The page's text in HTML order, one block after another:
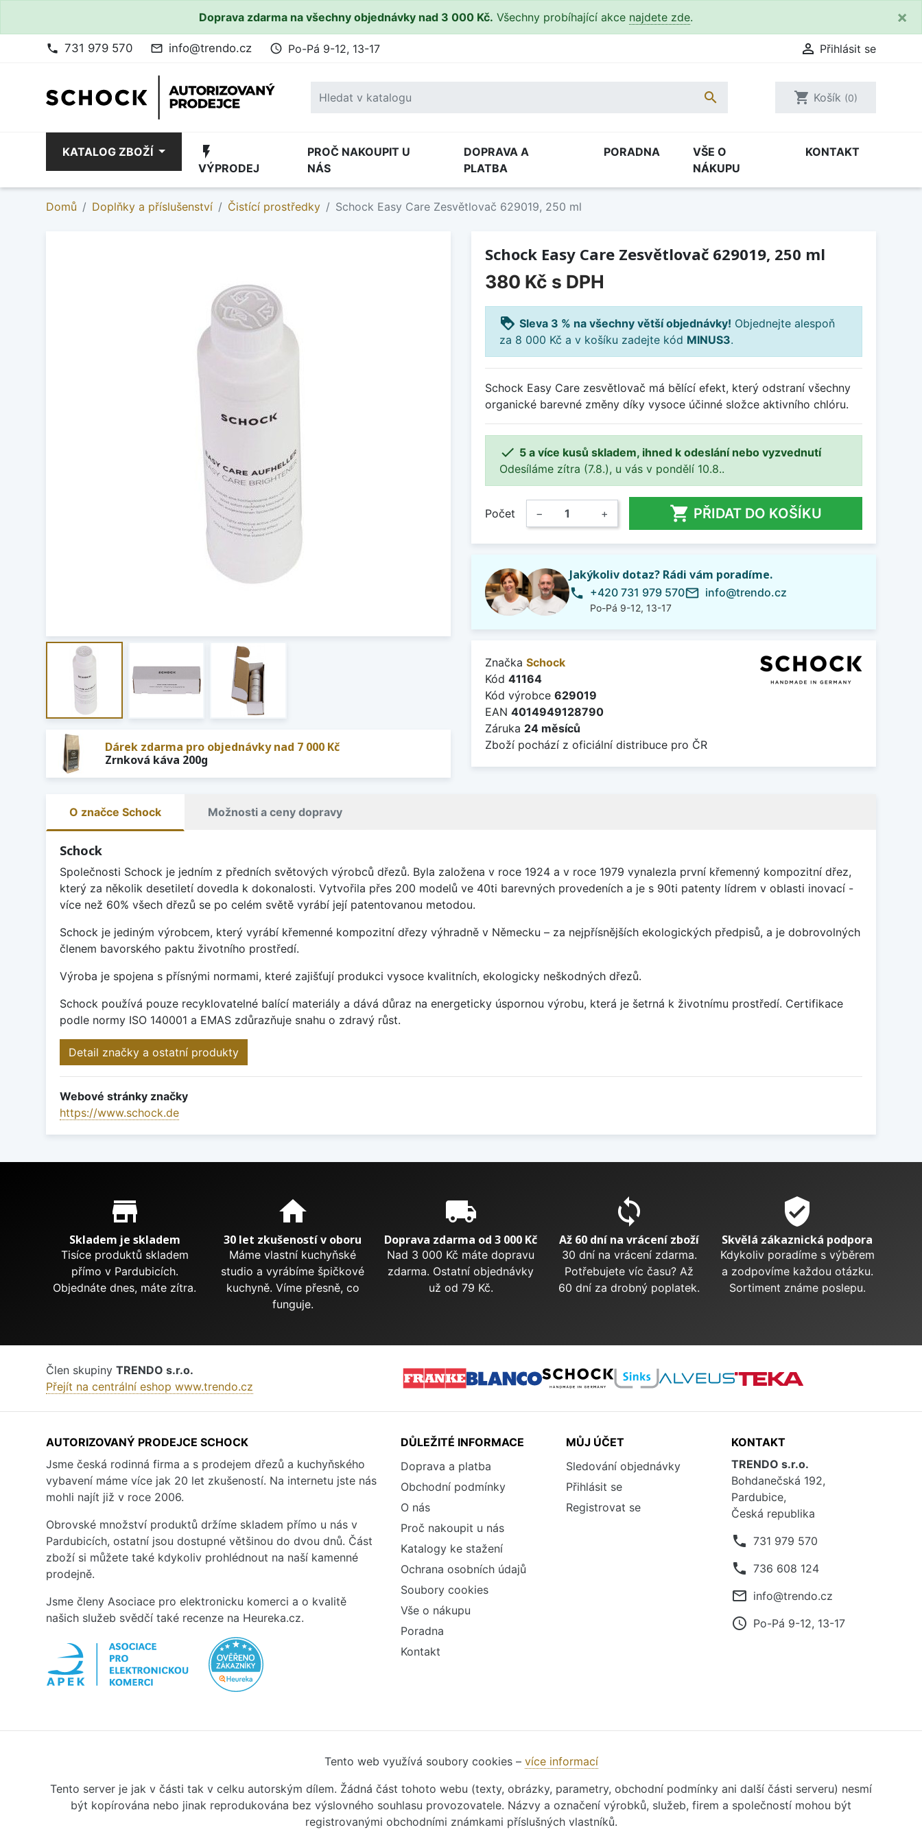
Doprava zdarma na všechny objednávky nad 3 000 Kč. Všechny probíhající akce najdete zde. ×
phone 731 979 570 mail_outline info@trendo.cz access_time Po-Pá 9-12, 13-17  Přihlásit se
 shopping_cart Košík (0)
KATALOG ZBOŽÍ flash_on
VÝPRODEJ
PROČ NAKOUPIT U
NÁS
DOPRAVA A
PLATBA
PORADNA
VŠE O
NÁKUPU
KONTAKT
Domů Doplňky a příslušenství Čistící prostředky Schock Easy Care Zesvětlovač 629019, 250 ml
Dárek zdarma pro objednávky nad 7 000 Kč
Zrnková káva 200g
Schock Easy Care Zesvětlovač 629019, 250 ml
380 Kč s DPH
loyalty Sleva 3 % na všechny větší objednávky! Objednejte alespoň
za 8 000 Kč a v košíku zadejte kód MINUS3.
Schock Easy Care zesvětlovač má bělící efekt, který odstraní všechny
organické barevné změny díky vysoce účinné složce aktivního chlóru.
 5 a více kusů skladem, ihned k odeslání nebo vyzvednutí
Odesíláme zítra (7.8.), u vás v pondělí 10.8..
Počet − +  PŘIDAT DO KOŠÍKU
Jakýkoliv dotaz? Rádi vám poradíme.
phone +420 731 979 570
Po-Pá 9-12, 13-17
mail_outline info@trendo.cz
Značka Schock
Kód 41164
Kód výrobce 629019
EAN 4014949128790
Záruka 24 měsíců
Zboží pochází z oficiální distribuce pro ČR
O značce Schock Možnosti a ceny dopravy
Schock
Společnosti Schock je jedním z předních světových výrobců dřezů. Byla založena v roce 1924 a v roce 1979 vynalezla první křemenný kompozitní dřez,
který za několik desetiletí dovedla k dokonalosti. Vytvořila přes 200 modelů ve 40ti barevných provedeních a je s 90ti patenty lídrem v oblasti inovací -
více než 60% všech dřezů se po celém světě vyrábí její patentovanou metodou.
Schock je jediným výrobcem, který vyrábí křemenné kompozitní dřezy výhradně v Německu – za nejpřísnějších ekologických předpisů, a je dobrovolných
členem bavorského paktu životního prostředí.
Výroba je spojena s přísnými normami, které zajišťují produkci vysoce kvalitních, ekologicky neškodných dřezů.
Schock používá pouze recyklovatelné balící materiály a dává důraz na energeticky úspornou výrobu, která je šetrná k životnímu prostředí. Certifikace
podle normy ISO 140001 a EMAS zdůrazňuje snahu o zdravý růst.
Detail značky a ostatní produkty
Webové stránky značky
https://www.schock.de
Proč nakupovat u nás?
store_mall_directory
Skladem je skladem
Tisíce produktů skladem
přímo v Pardubicích.
Objednáte dnes, máte zítra.
home
30 let zkušeností v oboru
Máme vlastní kuchyňské
studio a vyrábíme špičkové
kuchyně. Víme přesně, co
funguje.
local_shipping
Doprava zdarma od 3 000 Kč
Nad 3 000 Kč máte dopravu
zdarma. Ostatní objednávky
už od 79 Kč.
sync
Až 60 dní na vrácení zboží
30 dní na vrácení zdarma.
Potřebujete víc času? Až
60 dní za drobný poplatek.
verified_user
Skvělá zákaznická podpora
Kdykoliv poradíme s výběrem
a zodpovíme každou otázku.
Sortiment známe poslepu.
Člen skupiny TRENDO s.r.o.
Přejít na centrální eshop www.trendo.cz
AUTORIZOVANÝ PRODEJCE SCHOCK
Jsme česká rodinná firma a s prodejem dřezů a kuchyňského
vybavení máme více jak 20 let zkušeností. Na internetu jste nás
mohli najít již v roce 2006.
Obrovské množství produktů držíme skladem přímo u nás v
Pardubicích, ostatní jsou dostupné většinou do dvou dnů. Část
zboží si můžete také kdykoliv prohlédnout na naší kamenné
prodejně.
Jsme členy Asociace pro elektronicku komerci a o kvalitě
našich služeb svědčí také recenze na Heureka.cz.
DŮLEŽITÉ INFORMACE
Doprava a platba
Obchodní podmínky
O nás
Proč nakoupit u nás
Katalogy ke stažení
Ochrana osobních údajů
Soubory cookies
Vše o nákupu
Poradna
Kontakt
MŮJ ÚČET
Sledování objednávky
Přihlásit se
Registrovat se
KONTAKT
TRENDO s.r.o.
Bohdanečská 192,
Pardubice,
Česká republika
phone 731 979 570
phone 736 608 124
mail_outline info@trendo.cz
access_time Po-Pá 9-12, 13-17
Tento web využívá soubory cookies – více informací
Tento server je jak v části tak v celku autorským dílem. Žádná část tohoto webu (texty, obrázky, parametry, obchodní podmínky ani další části serveru) nesmí
být kopírována nebo jinak reprodukována bez výslovného souhlasu provozovatele. Názvy a označení výrobků, služeb, firem a společností mohou být
registrovanými obchodními známkami příslušných vlastníků.